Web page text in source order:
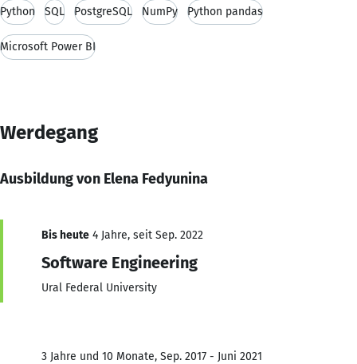
Python SQL PostgreSQL NumPy Python pandas
Microsoft Power BI
Werdegang
Ausbildung von Elena Fedyunina
Bis heute 4 Jahre, seit Sep. 2022
Software Engineering
Ural Federal University
3 Jahre und 10 Monate, Sep. 2017 - Juni 2021